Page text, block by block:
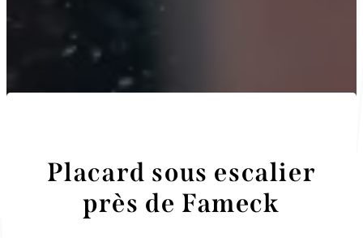
Placard sous escalier
près de Fameck